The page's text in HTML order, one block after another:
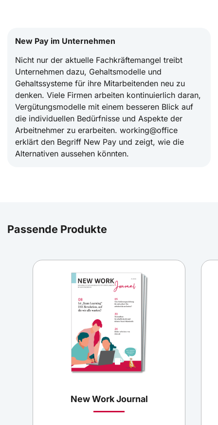
New Pay im Unternehmen
Nicht nur der aktuelle Fachkräftemangel treibt
Unternehmen dazu, Gehaltsmodelle und
Gehaltssysteme für ihre Mitarbeitenden neu zu
denken. Viele Firmen arbeiten kontinuierlich daran,
Vergütungsmodelle mit einem besseren Blick auf
die individuellen Bedürfnisse und Aspekte der
Arbeitnehmer zu erarbeiten. working@office
erklärt den Begriff New Pay und zeigt, wie die
Alternativen aussehen könnten.
Passende Produkte
New Work Journal